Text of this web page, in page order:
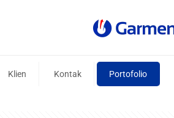
Klien Kontak Portofolio